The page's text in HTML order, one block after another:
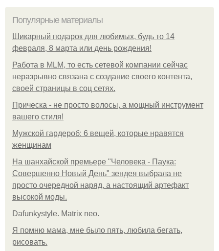
Популярные материалы
Шикарный подарок для любимых, будь то 14
февраля, 8 марта или день рождения!
Работа в MLM, то есть сетевой компании сейчас
неразрывно связана с создание своего контента,
своей страницы в соц сетях.
Прическа - не просто волосы, а мощный инструмент
вашего стиля!
Мужской гардероб: 6 вещей, которые нравятся
женщинам
На шанхайской премьере "Человека - Паука:
Совершенно Новый День" зендея выбрала не
просто очередной наряд, а настоящий артефакт
высокой моды.
Dafunkystyle. Matrix neo.
Я помню мама, мне было пять, любила бегать,
рисовать.